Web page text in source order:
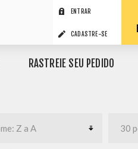
ENTRAR
CADASTRE-SE
RASTREIE SEU PEDIDO